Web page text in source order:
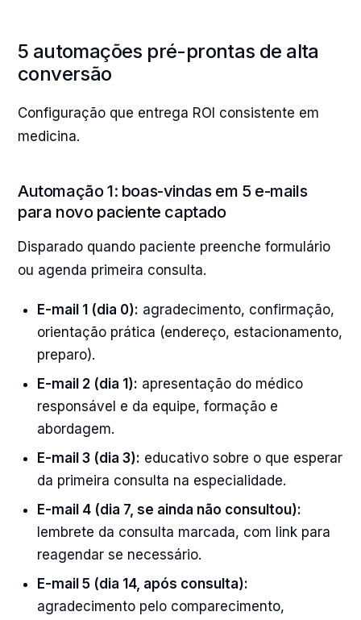
5 automações pré-prontas de alta
conversão
Configuração que entrega ROI consistente em
medicina.
Automação 1: boas-vindas em 5 e-mails
para novo paciente captado
Disparado quando paciente preenche formulário
ou agenda primeira consulta.
E-mail 1 (dia 0): agradecimento, confirmação,
orientação prática (endereço, estacionamento,
preparo).
E-mail 2 (dia 1): apresentação do médico
responsável e da equipe, formação e
abordagem.
E-mail 3 (dia 3): educativo sobre o que esperar
da primeira consulta na especialidade.
E-mail 4 (dia 7, se ainda não consultou):
lembrete da consulta marcada, com link para
reagendar se necessário.
E-mail 5 (dia 14, após consulta):
agradecimento pelo comparecimento,